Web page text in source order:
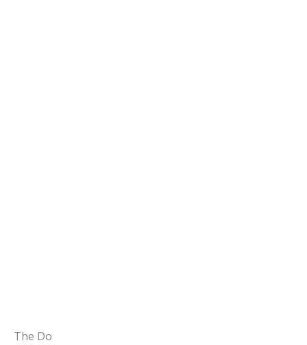
The Do